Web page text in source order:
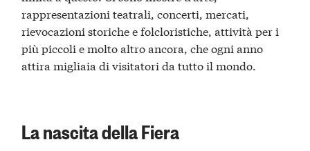
rappresentazioni teatrali, concerti, mercati,
rievocazioni storiche e folcloristiche, attività per i
più piccoli e molto altro ancora, che ogni anno
attira migliaia di visitatori da tutto il mondo.
La nascita della Fiera